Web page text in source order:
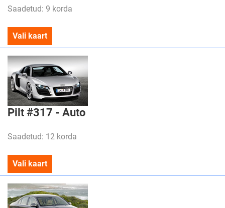
Saadetud: 9 korda
Vali kaart
Pilt #317 - Auto
Saadetud: 12 korda
Vali kaart